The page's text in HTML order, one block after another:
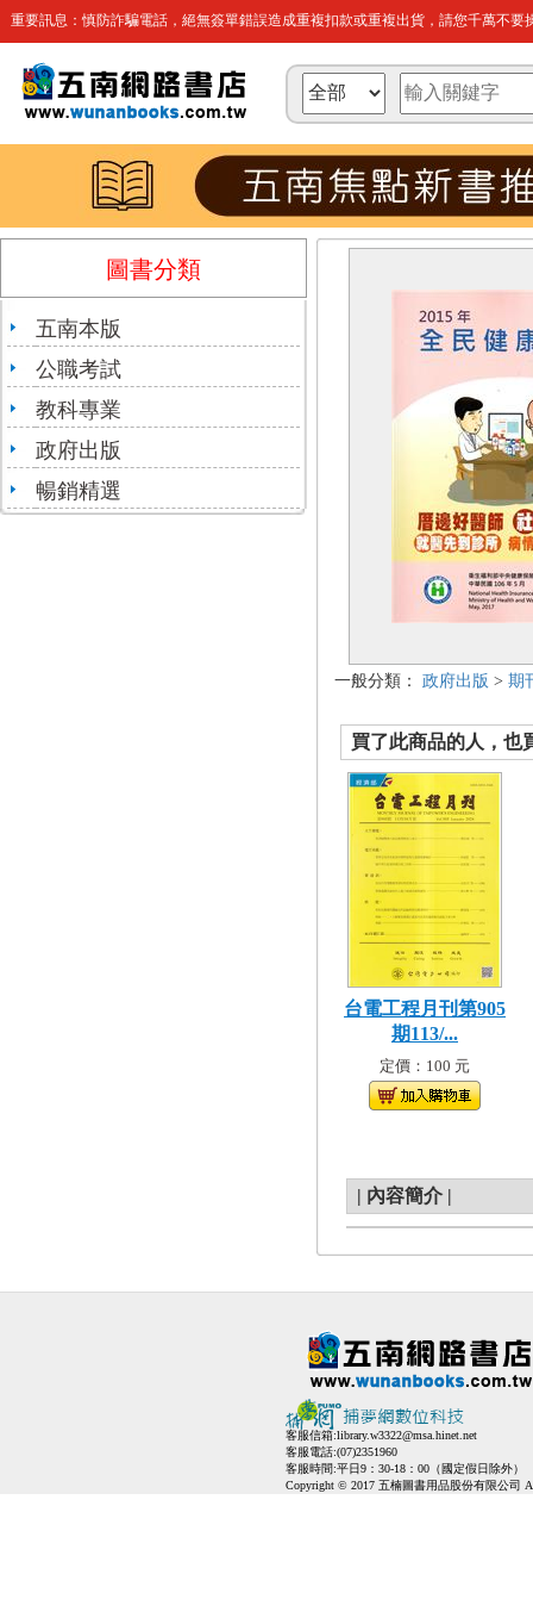
重要訊息：慎防詐騙電話，絕無簽單錯誤造成重複扣款或重複出貨，請您千萬不要
圖書分類
五南本版
公職考試
教科專業
政府出版
暢銷精選
一般分類： 政府出版 > 期
買了此商品的人，也
台電工程月刊第905
期113/...
定價：100 元
| 內容簡介 |
客服信箱:library.w3322@msa.hinet.net
客服電話:(07)2351960
客服時間:平日9：30-18：00（國定假日除外）
Copyright © 2017 五楠圖書用品股份有限公司